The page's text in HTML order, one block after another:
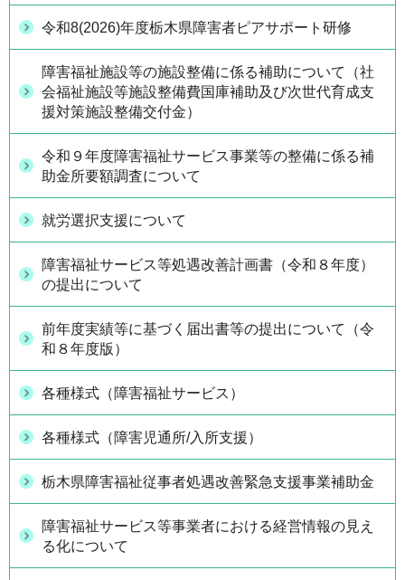
令和8(2026)年度栃木県障害者ピアサポート研修
障害福祉施設等の施設整備に係る補助について（社
会福祉施設等施設整備費国庫補助及び次世代育成支
援対策施設整備交付金）
令和９年度障害福祉サービス事業等の整備に係る補
助金所要額調査について
就労選択支援について
障害福祉サービス等処遇改善計画書（令和８年度）
の提出について
前年度実績等に基づく届出書等の提出について（令
和８年度版）
各種様式（障害福祉サービス）
各種様式（障害児通所/入所支援）
栃木県障害福祉従事者処遇改善緊急支援事業補助金
障害福祉サービス等事業者における経営情報の見え
る化について